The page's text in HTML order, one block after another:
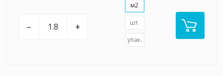
– +
м2
шт.
упак.